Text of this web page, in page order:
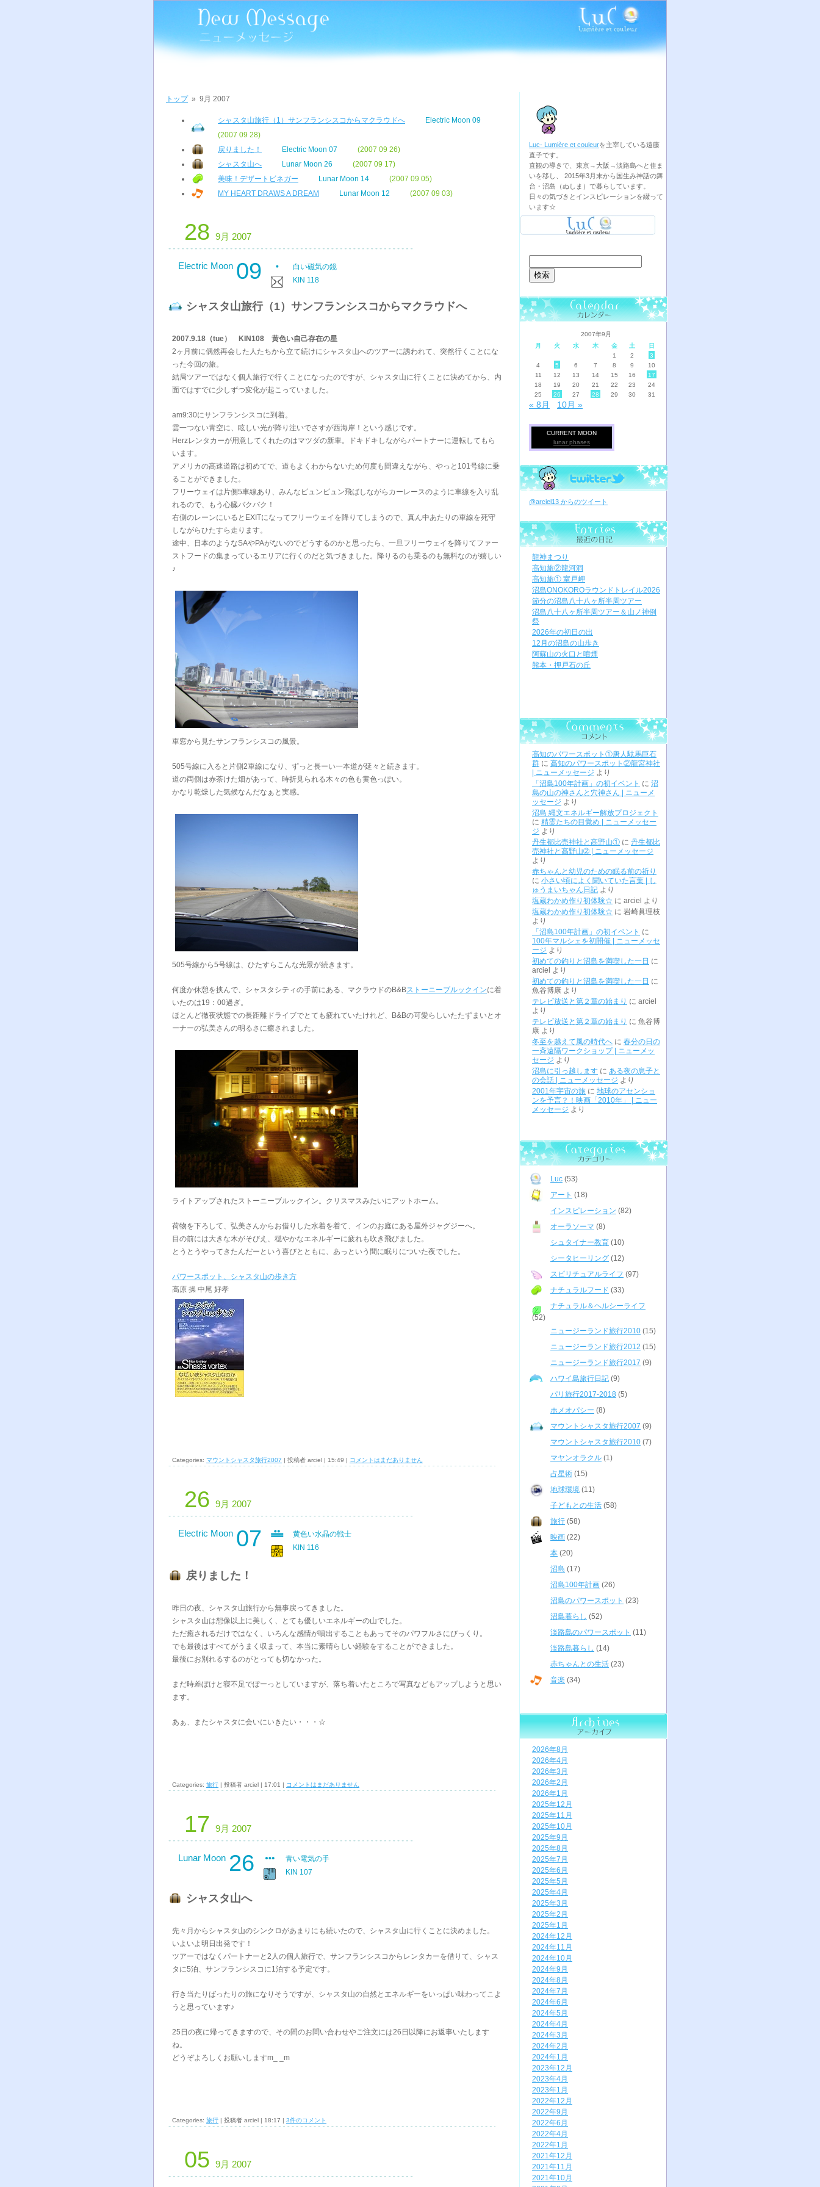
トップ» 9月 2007
シャスタ山旅行（1）サンフランシスコからマクラウドへ
Electric Moon 09
(2007 09 28)
戻りました！
Electric Moon 07
(2007 09 26)
シャスタ山へ
Lunar Moon 26
(2007 09 17)
美味！デザートビネガー
Lunar Moon 14
(2007 09 05)
MY HEART DRAWS A DREAM
Lunar Moon 12 (2007 09 03)
28 9月 2007
Electric Moon 09
白い磁気の鏡
KIN 118
シャスタ山旅行（1）サンフランシスコからマクラウドへ
2007.9.18（tue） KIN108 黄色い自己存在の星
2ヶ月前に偶然再会した人たちから立て続けにシャスタ山へのツアーに誘われて、突然行くことにな
った今回の旅。
結局ツアーではなく個人旅行で行くことになったのですが、シャスタ山に行くことに決めてから、内
面ではすでに少しずつ変化が起こっていました。
am9:30にサンフランシスコに到着。
雲一つない青空に、眩しい光が降り注いでさすが西海岸！という感じです。
Herzレンタカーが用意してくれたのはマツダの新車。ドキドキしながらパートナーに運転してもら
います。
アメリカの高速道路は初めてで、道もよくわからないため何度も間違えながら、やっと101号線に乗
ることができました。
フリーウェイは片側5車線あり、みんなビュンビュン飛ばしながらカーレースのように車線を入り乱
れるので、もう心臓バクバク！
右側のレーンにいるとEXITになってフリーウェイを降りてしまうので、真ん中あたりの車線を死守
しながらひたすら走ります。
途中、日本のようなSAやPAがないのでどうするのかと思ったら、一旦フリーウェイを降りてファー
ストフードの集まっているエリアに行くのだと気づきました。降りるのも乗るのも無料なのが嬉しい
♪
車窓から見たサンフランシスコの風景。
505号線に入ると片側2車線になり、ずっと長ーい一本道が延々と続きます。
道の両側は赤茶けた畑があって、時折見られる木々の色も黄色っぽい。
かなり乾燥した気候なんだなぁと実感。
505号線から5号線は、ひたすらこんな光景が続きます。
何度か休憩を挟んで、シャスタシティの手前にある、マクラウドのB&Bストーニーブルックインに着
いたのは19：00過ぎ。
ほとんど徹夜状態での長距離ドライブでとても疲れていたけれど、B&Bの可愛らしいたたずまいとオ
ーナーの弘美さんの明るさに癒されました。
ライトアップされたストーニーブルックイン。クリスマスみたいにアットホーム。
荷物を下ろして、弘美さんからお借りした水着を着て、インのお庭にある屋外ジャグジーへ。
目の前には大きな木がそびえ、穏やかなエネルギーに疲れも吹き飛びました。
とうとうやってきたんだーという喜びとともに、あっという間に眠りについた夜でした。
パワースポット、シャスタ山の歩き方
高原 操 中尾 好孝
Categories: マウントシャスタ旅行2007 | 投稿者 arciel | 15:49 | コメントはまだありません
26 9月 2007
Electric Moon 07
黄色い水晶の戦士
KIN 116
戻りました！
昨日の夜、シャスタ山旅行から無事戻ってきました。
シャスタ山は想像以上に美しく、とても優しいエネルギーの山でした。
ただ癒されるだけではなく、いろんな感情が噴出することもあってそのパワフルさにびっくり。
でも最後はすべてがうまく収まって、本当に素晴らしい経験をすることができました。
最後にお別れるするのがとっても切なかった。
まだ時差ぼけと寝不足でぼーっとしていますが、落ち着いたところで写真などもアップしようと思い
ます。
あぁ、またシャスタに会いにいきたい・・・☆
Categories: 旅行 | 投稿者 arciel | 17:01 | コメントはまだありません
17 9月 2007
Lunar Moon 26
青い電気の手
KIN 107
シャスタ山へ
先々月からシャスタ山のシンクロがあまりにも続いたので、シャスタ山に行くことに決めました。
いよいよ明日出発です！
ツアーではなくパートナーと2人の個人旅行で、サンフランシスコからレンタカーを借りて、シャス
タに5泊、サンフランシスコに1泊する予定です。
行き当たりばったりの旅になりそうですが、シャスタ山の自然とエネルギーをいっぱい味わってこよ
うと思っています♪
25日の夜に帰ってきますので、その間のお問い合わせやご注文には26日以降にお返事いたします
ね。
どうぞよろしくお願いしますm_ _m
Categories: 旅行 | 投稿者 arciel | 18:17 | 3件のコメント
05 9月 2007
Luc- Lumière et couleurを主宰している遠藤
直子です。
直観の導きで、東京→大阪→淡路島へと住ま
いを移し、 2015年3月末から国生み神話の舞
台・沼島（ぬしま）で暮らしています。
日々の気づきとインスピレーションを綴って
います☆
索:
2007年9月
月
火 水 木 金 土
日
1
2
3
4
5 6 7 8 9
10
11
12 13 14 15 16
17
18
19 20 21 22 23
24
25
26 27 28 29 30 31
« 8月 10月 »
CURRENT MOON
lunar phases
@arciel13 からのツイート
龍神まつり
高知旅②龍河洞
高知旅① 室戸岬
沼島ONOKOROラウンドトレイル2026
節分の沼島八十八ヶ所半周ツアー
沼島八十八ヶ所半周ツアー＆山ノ神例
祭
2026年の初日の出
12月の沼島の山歩き
阿蘇山の火口と噴煙
熊本・押戸石の丘
高知のパワースポット①唐人駄馬巨石
群 に 高知のパワースポット②龍宮神社
| ニューメッセージ より
「沼島100年計画」の初イベント に 沼
島の山の神さんと穴神さん | ニューメ
ッセージ より
沼島 縄文エネルギー解放プロジェクト
に 精霊たちの目覚め | ニューメッセー
ジ より
丹生都比売神社と高野山① に 丹生都比
売神社と高野山➁ | ニューメッセージ
より
赤ちゃんと幼児のための眠る前の祈り
に 小さい頃によく聞いていた言葉 | し
ゅうまいちゃん日記 より
塩蔵わかめ作り初体験☆ に arciel
より
塩蔵わかめ作り初体験☆ に 岩崎眞理枝
より
「沼島100年計画」の初イベント に
100年マルシェを初開催 | ニューメッセ
ージ より
初めての釣りと沼島を満喫した一日 に
arciel
より
初めての釣りと沼島を満喫した一日 に
魚谷博康 より
テレビ放送と第２章の始まり に arciel
より
テレビ放送と第２章の始まり に 魚谷博
康 より
冬至を越えて風の時代へ に 春分の日の
一斉遠隔ワークショップ | ニューメッ
セージ より
沼島に引っ越します に ある夜の息子と
の会話 | ニューメッセージ より
2001年宇宙の旅 に 地球のアセンショ
ンを予言？！映画「2010年」 | ニュー
メッセージ より
Luc (53)
アート (18)
インスピレーション (82)
オーラソーマ (8)
シュタイナー教育 (10)
シータヒーリング (12)
スピリチュアルライフ (97)
ナチュラルフード (33)
ナチュラル＆ヘルシーライフ
(52)
ニュージーランド旅行2010 (15)
ニュージーランド旅行2012 (15)
ニュージーランド旅行2017 (9)
ハワイ島旅行日記 (9)
パリ旅行2017-2018 (5)
ホメオパシー (8)
マウントシャスタ旅行2007 (9)
マウントシャスタ旅行2010 (7)
マヤンオラクル (1)
占星術 (15)
地球環境 (11)
子どもとの生活 (58)
旅行 (58)
映画 (22)
本 (20)
沼島 (17)
沼島100年計画 (26)
沼島のパワースポット (23)
沼島暮らし (52)
淡路島のパワースポット (11)
淡路島暮らし (14)
赤ちゃんとの生活 (23)
音楽 (34)
2026年8月
2026年4月
2026年3月
2026年2月
2026年1月
2025年12月
2025年11月
2025年10月
2025年9月
2025年8月
2025年7月
2025年6月
2025年5月
2025年4月
2025年3月
2025年2月
2025年1月
2024年12月
2024年11月
2024年10月
2024年9月
2024年8月
2024年7月
2024年6月
2024年5月
2024年4月
2024年3月
2024年2月
2024年1月
2023年12月
2023年4月
2023年1月
2022年12月
2022年9月
2022年6月
2022年4月
2022年1月
2021年12月
2021年11月
2021年10月